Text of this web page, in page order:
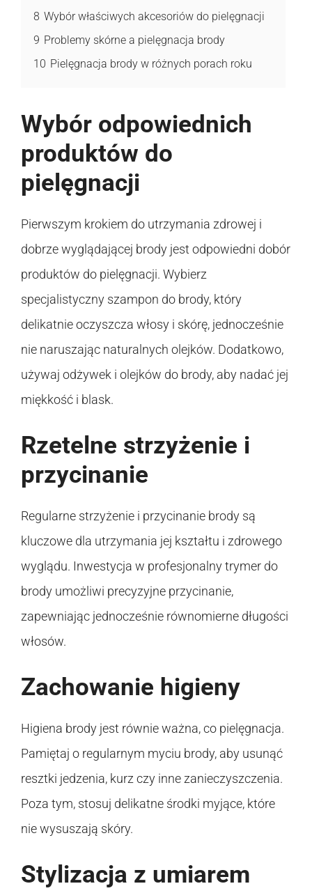
8 Wybór właściwych akcesoriów do pielęgnacji
9 Problemy skórne a pielęgnacja brody
10 Pielęgnacja brody w różnych porach roku
Wybór odpowiednich
produktów do
pielęgnacji
Pierwszym krokiem do utrzymania zdrowej i
dobrze wyglądającej brody jest odpowiedni dobór
produktów do pielęgnacji. Wybierz
specjalistyczny szampon do brody, który
delikatnie oczyszcza włosy i skórę, jednocześnie
nie naruszając naturalnych olejków. Dodatkowo,
używaj odżywek i olejków do brody, aby nadać jej
miękkość i blask.
Rzetelne strzyżenie i
przycinanie
Regularne strzyżenie i przycinanie brody są
kluczowe dla utrzymania jej kształtu i zdrowego
wyglądu. Inwestycja w profesjonalny trymer do
brody umożliwi precyzyjne przycinanie,
zapewniając jednocześnie równomierne długości
włosów.
Zachowanie higieny
Higiena brody jest równie ważna, co pielęgnacja.
Pamiętaj o regularnym myciu brody, aby usunąć
resztki jedzenia, kurz czy inne zanieczyszczenia.
Poza tym, stosuj delikatne środki myjące, które
nie wysuszają skóry.
Stylizacja z umiarem